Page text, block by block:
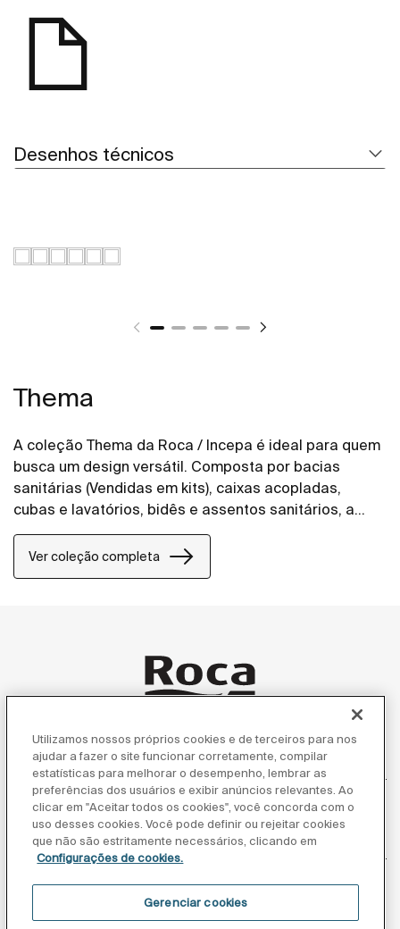
Desenhos técnicos
Thema
A coleção Thema da Roca / Incepa é ideal para quem
busca um design versátil. Composta por bacias
sanitárias (Vendidas em kits), caixas acopladas,
cubas e lavatórios, bidês e assentos sanitários, a
coleção é ideal para quem busca atemporalidade.
Ver coleção completa
Produtos
Atendimento ao cliente
Sobre nós
Utilizamos nossos próprios cookies e de terceiros para nos
ajudar a fazer o site funcionar corretamente, compilar
estatísticas para melhorar o desempenho, lembrar as
preferências dos usuários e exibir anúncios relevantes. Ao
clicar em "Aceitar todos os cookies", você concorda com o
uso desses cookies. Você pode definir ou rejeitar cookies
que não são estritamente necessários, clicando em
Configurações de cookies.
Gerenciar cookies